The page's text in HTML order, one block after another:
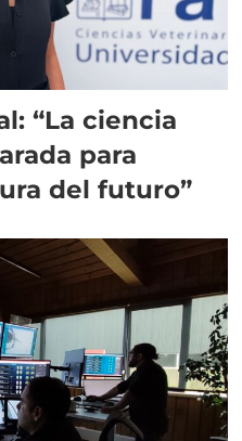
“La ciencia
para
del futuro”